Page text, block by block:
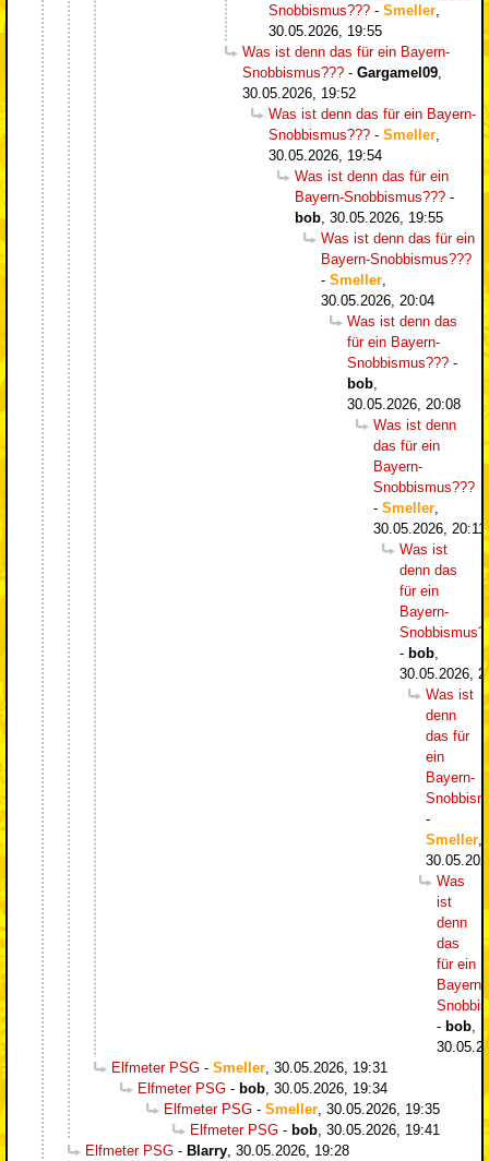
Snobbismus??? - Smeller
30.05.2026, 19:55
Was ist denn das für ein Bayern-
Snobbismus??? - Gargamel09
30.05.2026, 19:52
Was ist denn das für ein Bayern-
Snobbismus??? - Smeller
30.05.2026, 19:54
Was ist denn das für ein
Bayern-Snobbismus??? -
bob 30.05.2026, 19:55
Was ist denn das für ein
Bayern-Snobbismus???
- Smeller
30.05.2026, 20:04
Was ist denn das
für ein Bayern-
Snobbismus??? -
bob
30.05.2026, 20:08
Was ist denn
das für ein
Bayern-
Snobbismus???
- Smeller
30.05.2026, 20:11
Was ist
denn das
für ein
Bayern-
- bob
30.05.2026,
Was ist
denn
das für
ein
Bayern-
-
Smeller
Was
ist
denn
das
für ein
Bayern-
- bob
Elfmeter PSG - Smeller 30.05.2026, 19:31
Elfmeter PSG - bob 30.05.2026, 19:34
Elfmeter PSG - Smeller 30.05.2026, 19:35
Elfmeter PSG - bob 30.05.2026, 19:41
Elfmeter PSG - Blarry 30.05.2026, 19:28